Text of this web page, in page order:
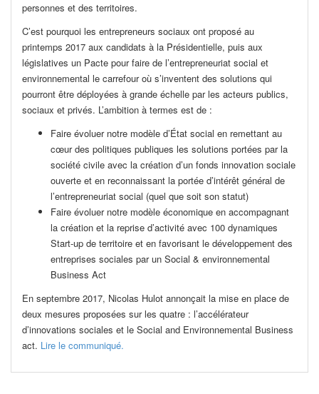
personnes et des territoires.
C’est pourquoi les entrepreneurs sociaux ont proposé au
printemps 2017 aux candidats à la Présidentielle, puis aux
législatives un Pacte pour faire de l’entrepreneuriat social et
environnemental le carrefour où s’inventent des solutions qui
pourront être déployées à grande échelle par les acteurs publics,
sociaux et privés. L’ambition à termes est de :
Faire évoluer notre modèle d’État social en remettant au
cœur des politiques publiques les solutions portées par la
société civile avec la création d’un fonds innovation sociale
ouverte et en reconnaissant la portée d’intérêt général de
l’entrepreneuriat social (quel que soit son statut)
Faire évoluer notre modèle économique en accompagnant
la création et la reprise d’activité avec 100 dynamiques
Start-up de territoire et en favorisant le développement des
entreprises sociales par un Social & environnemental
Business Act
En septembre 2017, Nicolas Hulot annonçait la mise en place de
deux mesures proposées sur les quatre : l’accélérateur
d’innovations sociales et le Social and Environnemental Business
act. Lire le communiqué.